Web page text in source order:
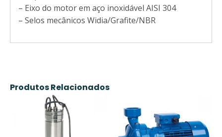
– Eixo do motor em aço inoxidável AISI 304
– Selos mecânicos Widia/Grafite/NBR
Produtos Relacionados